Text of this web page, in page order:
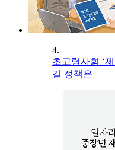
4.
초고령사회 ‘
길 정책은